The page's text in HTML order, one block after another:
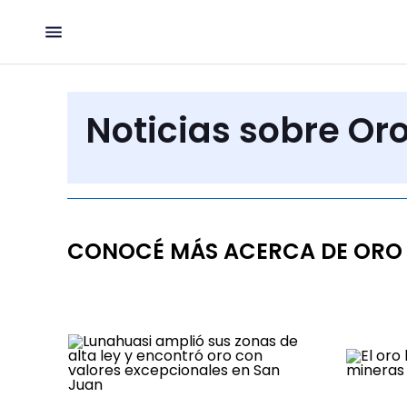
Noticias sobre
CONOCÉ MÁS ACERCA DE ORO